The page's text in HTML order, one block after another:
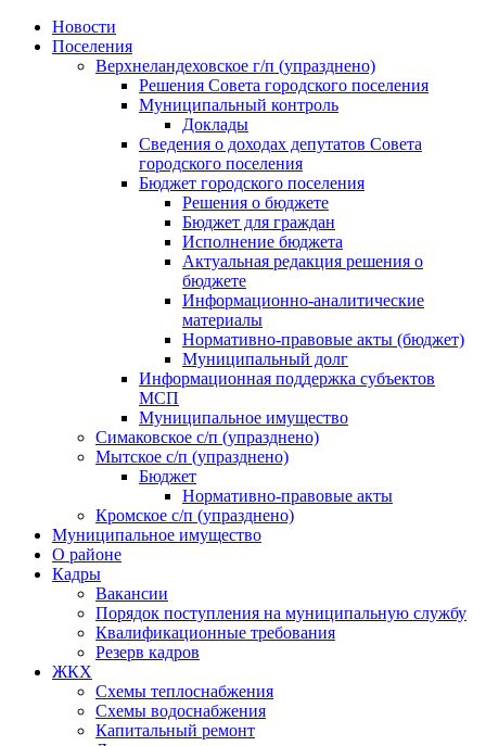
Skip
Новости
Поселения
Верхнеландеховское г/п (упразднено)
Решения Совета городского поселения
Муниципальный контроль
Доклады
Сведения о доходах депутатов Совета
городского поселения
Бюджет городского поселения
Решения о бюджете
Бюджет для граждан
Исполнение бюджета
Актуальная редакция решения о
бюджете
Информационно-аналитические
материалы
Нормативно-правовые акты (бюджет)
Муниципальный долг
Информационная поддержка субъектов
МСП
Муниципальное имущество
Симаковское с/п (упразднено)
Мытское с/п (упразднено)
Бюджет
Нормативно-правовые акты
Кромское с/п (упразднено)
Муниципальное имущество
О районе
Кадры
Вакансии
Порядок поступления на муниципальную службу
Квалификационные требования
Резерв кадров
ЖКХ
Схемы теплоснабжения
Схемы водоснабжения
Капитальный ремонт